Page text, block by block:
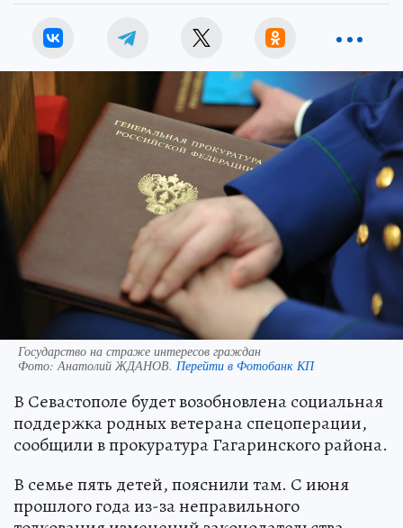
Государство на страже интересов граждан
Фото: Анатолий ЖДАНОВ. Перейти в Фотобанк КП
В Севастополе будет возобновлена социальная
поддержка родных ветерана спецоперации,
сообщили в прокуратура Гагаринского района.
В семье пять детей, пояснили там. С июня
прошлого года из-за неправильного